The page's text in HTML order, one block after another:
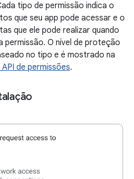
tipo de permissão indica o
que seu app pode acessar e o
que ele pode realizar quando
permissão. O nível de proteção
no tipo e é mostrado na
de permissões.